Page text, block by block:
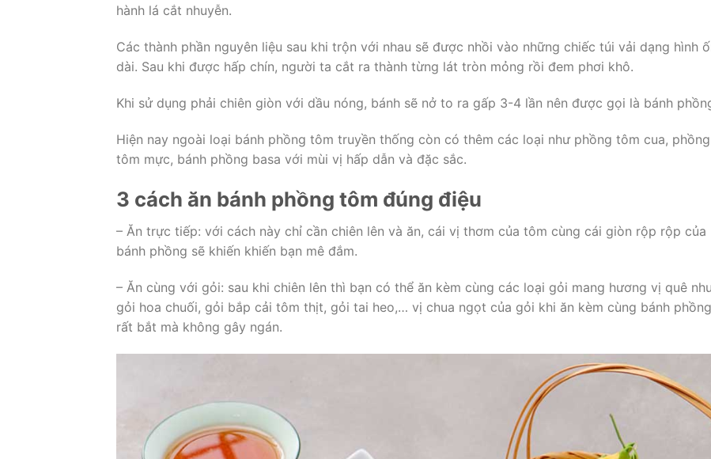
hành lá cắt nhuyễn.
Các thành phần nguyên liệu sau khi trộn với nhau sẽ được nhồi vào những chiếc túi vải dạng hình
dài. Sau khi được hấp chín, người ta cắt ra thành từng lát tròn mỏng rồi đem phơi khô.
Khi sử dụng phải chiên giòn với dầu nóng, bánh sẽ nở to ra gấp 3-4 lần nên được gọi là bánh
Hiện nay ngoài loại bánh phồng tôm truyền thống còn có thêm các loại như phồng tôm cua, phồng
tôm mực, bánh phồng basa với mùi vị hấp dẫn và đặc sắc.
3 cách ăn bánh phồng tôm đúng điệu
– Ăn trực tiếp: với cách này chỉ cần chiên lên và ăn, cái vị thơm của tôm cùng cái giòn rộp rộp của
bánh phồng sẽ khiến khiến bạn mê đắm.
– Ăn cùng với gỏi: sau khi chiên lên thì bạn có thể ăn kèm cùng các loại gỏi mang hương vị quê
gỏi hoa chuối, gỏi bắp cải tôm thịt, gỏi tai heo,… vị chua ngọt của gỏi khi ăn kèm cùng bánh phồng
rất bắt mà không gây ngán.